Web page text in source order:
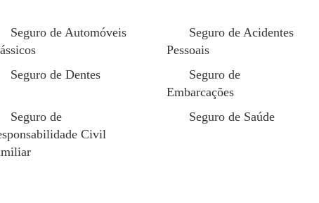
Seguro de Automóveis
Seguro de Acidentes
Pessoais
Seguro de Dentes
Seguro de
Embarcações
Seguro de
Civil
Seguro de Saúde
direta para a satisfação e motivação dos colaboradores;